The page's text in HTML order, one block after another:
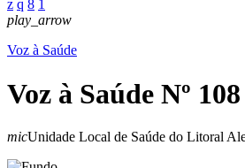
play_arrow
Voz à Saúde
Voz à Saúde Nº 108
micUnidade Local de Saúde do Litoral